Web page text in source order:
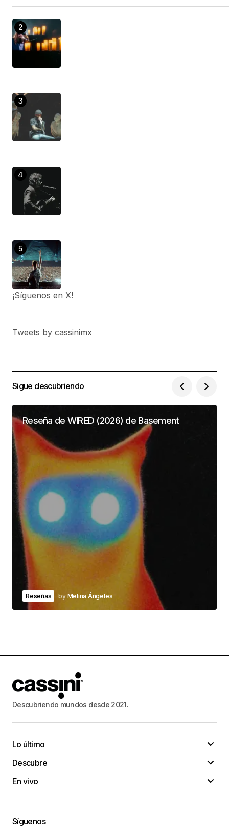
¡Síguenos en X!
Tweets by cassinimx
Sigue descubriendo
Reseña de WIRED (2026) de Basement
Reseñas by Melina Ángeles
Descubriendo mundos desde 2021.
Lo último
Descubre
En vivo
Síguenos